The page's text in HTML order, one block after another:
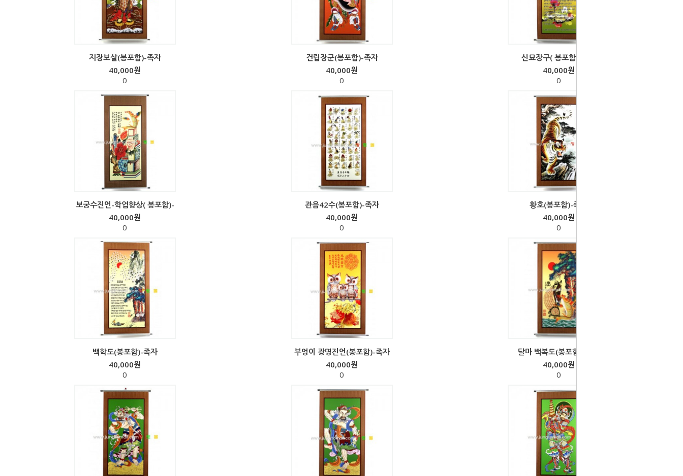
지장보살(봉포함)-족자
40,000원
0
건립장군(봉포함)-족자
40,000원
0
신묘장구( 봉포함)-족자
40,000원
0
보궁수진언-학업향상( 봉포함)-
40,000원
0
관음42수(봉포함)-족자
40,000원
0
황호(봉포함)-족자
40,000원
0
백학도(봉포함)-족자
40,000원
0
부엉이 광명진언(봉포함)-족자
40,000원
0
달마 백복도(봉포함)-족자
40,000원
0